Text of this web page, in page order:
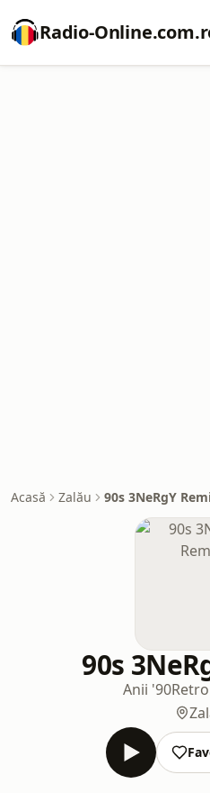
Radio-
Acasă Zalău 90s 3NeRgY
90s
Anii '90Retro